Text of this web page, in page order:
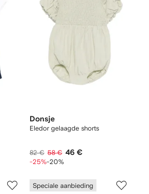
Donsje
Eledor gelaagde shorts
82 € 58 € 46 €
-25%-20%
Speciale aanbieding